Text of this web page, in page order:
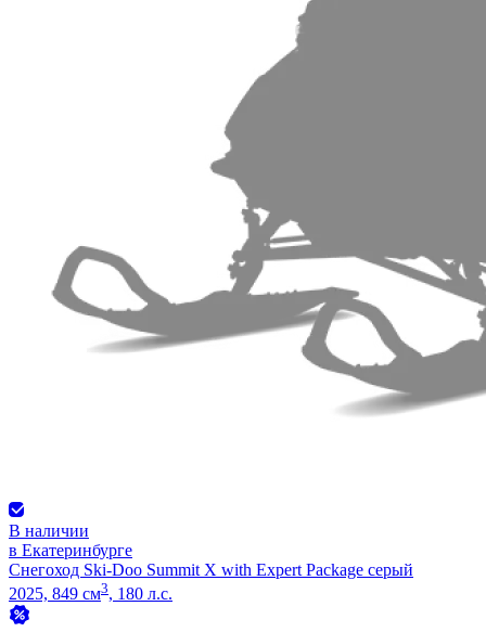
В наличии
в Екатеринбурге
Снегоход Ski-Doo Summit X with Expert Package серый
2025, 849 см3, 180 л.с.